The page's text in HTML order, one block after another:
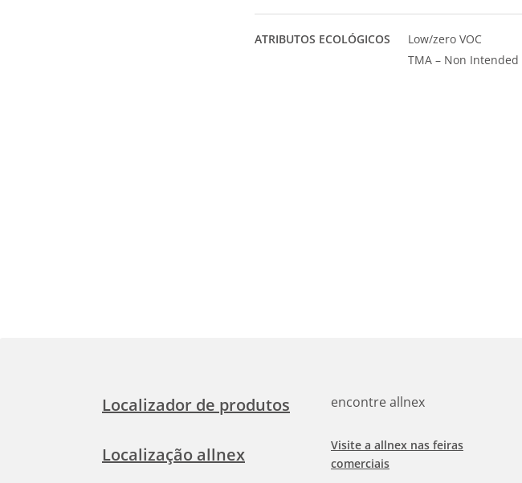
ATRIBUTOS ECOLÓGICOS
Low/zero VOC
TMA – Non Intended
Localizador de produtos
Localização allnex
encontre allnex
Visite a allnex nas feiras
comerciais